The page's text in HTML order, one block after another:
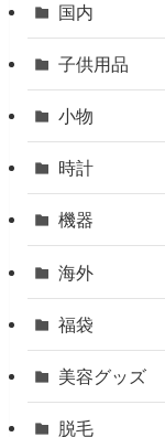
国内
子供用品
小物
時計
機器
海外
福袋
美容グッズ
脱毛